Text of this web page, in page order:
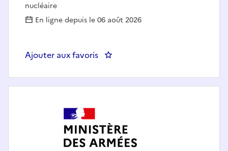
nucléaire
En ligne depuis le 06 août 2026
Ajouter aux favoris : Secrétaire au cabinet du